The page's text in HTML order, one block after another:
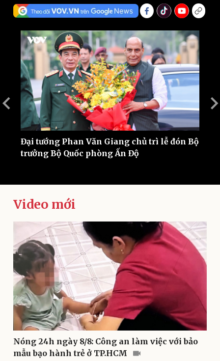
Thế giới
Quan sát
Cuộc sống đó đây
Hồ sơ
Multimedia
Video
Ảnh
E-Magazine
Infographic
Bất động sản
Khởi nghiệp
Thị trường
Giá vàng
Tiêu dùng
Tỷ giá
Chứng khoán
Giá cà phê
Đại tướng Phan Văn Giang chủ trì lễ đón Bộ
trưởng Bộ Quốc phòng Ấn Độ
Video mới
Nóng 24h ngày 8/8: Công an làm việc với bảo
mẫu bạo hành trẻ ở TP.HCM